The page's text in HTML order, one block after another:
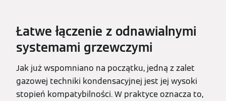
Łatwe łączenie z odnawialnymi
systemami grzewczymi
Jak już wspomniano na początku, jedną z zalet
gazowej techniki kondensacyjnej jest jej wysoki
stopień kompatybilności. W praktyce oznacza to,